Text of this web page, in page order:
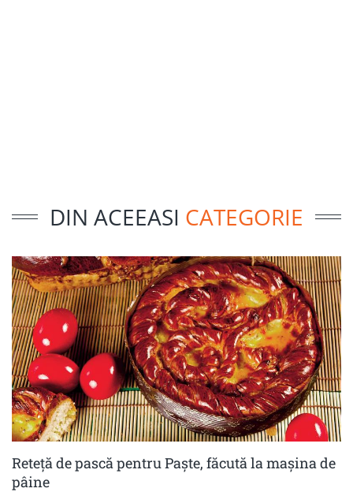
DIN ACEEASI CATEGORIE
Reteță de pască pentru Paște, făcută la mașina de
pâine